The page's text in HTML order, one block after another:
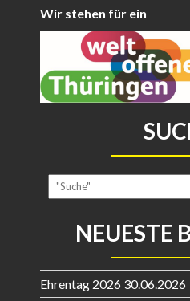
Wir stehen für ein
NEUESTE
Ehrentag 2026 30.06.2026